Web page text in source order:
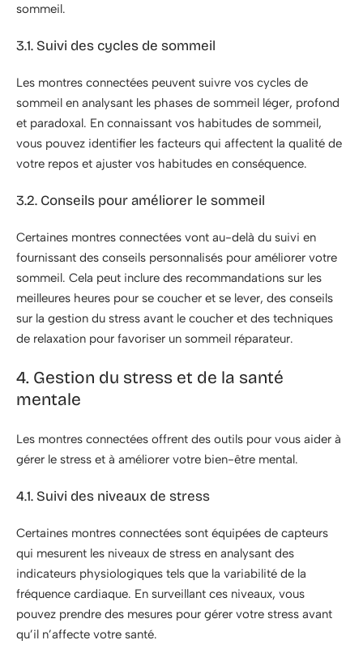
sommeil.
3.1. Suivi des cycles de sommeil
Les montres connectées peuvent suivre vos cycles de
sommeil en analysant les phases de sommeil léger, profond
et paradoxal. En connaissant vos habitudes de sommeil,
vous pouvez identifier les facteurs qui affectent la qualité de
votre repos et ajuster vos habitudes en conséquence.
3.2. Conseils pour améliorer le sommeil
Certaines montres connectées vont au-delà du suivi en
fournissant des conseils personnalisés pour améliorer votre
sommeil. Cela peut inclure des recommandations sur les
meilleures heures pour se coucher et se lever, des conseils
sur la gestion du stress avant le coucher et des techniques
de relaxation pour favoriser un sommeil réparateur.
4. Gestion du stress et de la santé
mentale
Les montres connectées offrent des outils pour vous aider à
gérer le stress et à améliorer votre bien-être mental.
4.1. Suivi des niveaux de stress
Certaines montres connectées sont équipées de capteurs
qui mesurent les niveaux de stress en analysant des
indicateurs physiologiques tels que la variabilité de la
fréquence cardiaque. En surveillant ces niveaux, vous
pouvez prendre des mesures pour gérer votre stress avant
qu’il n’affecte votre santé.